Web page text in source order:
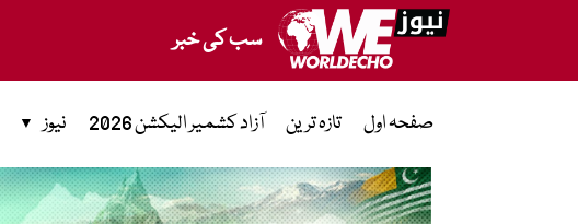
سب کی خبر
صفحہ اول تازہ ترین آزاد کشمیر الیکشن 2026 نیوز